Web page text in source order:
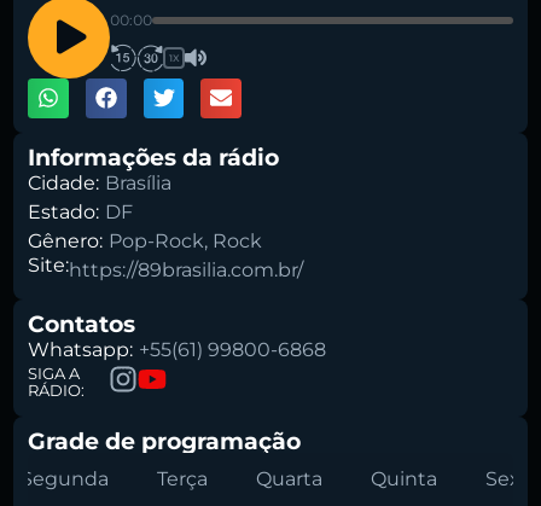
Buscar rádio
00:00
1X
Informações da rádio
Cidade: Brasília
Estado: DF
Gênero: Pop-Rock, Rock
Site:https://89brasilia.com.br/
Contatos
Whatsapp: +55(61) 99800-6868
SIGA A
RÁDIO:
Grade de programação
Segunda Terça Quarta Quinta Sexta